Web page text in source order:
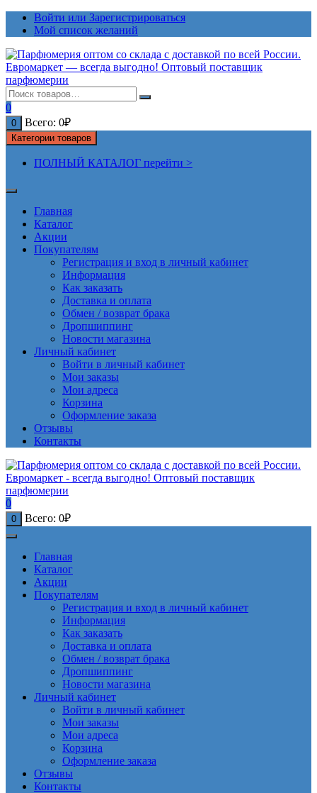
ПерейтиВойти или Зарегистрироваться
Мой список желаний
0
0 Всего: 0₽
Категории товаров
ПОЛНЫЙ КАТАЛОГ перейти >
Главная
Каталог
Акции
Покупателям
Регистрация и вход в личный кабинет
Информация
Как заказать
Доставка и оплата
Обмен / возврат брака
Дропшиппинг
Новости магазина
Личный кабинет
Войти в личный кабинет
Мои заказы
Мои адреса
Корзина
Оформление заказа
Отзывы
Контакты
0
0 Всего: 0₽
Главная
Каталог
Акции
Покупателям
Регистрация и вход в личный кабинет
Информация
Как заказать
Доставка и оплата
Обмен / возврат брака
Дропшиппинг
Новости магазина
Личный кабинет
Войти в личный кабинет
Мои заказы
Мои адреса
Корзина
Оформление заказа
Отзывы
Контакты